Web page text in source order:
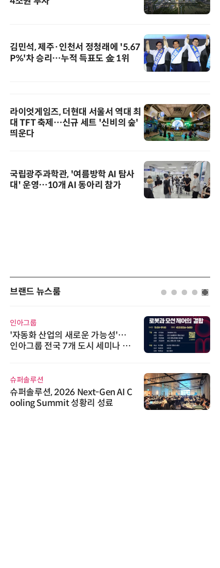
김민석, 제주·인천서 정청래에 '5.67
P%'차 승리…누적 득표도 金 1위
라이엇게임즈, 더현대 서울서 역대 최
대 TFT 축제…신규 세트 '신비의 숲'
띄운다
국립광주과학관, '여름방학 AI 탐사
대' 운영…10개 AI 동아리 참가
브랜드 뉴스룸
인아그룹
'자동화 산업의 새로운 가능성'…
인아그룹 전국 7개 도시 세미나 페
슈퍼솔루션
슈퍼솔루션, 2026 Next-Gen AI C
ooling Summit 성황리 성료